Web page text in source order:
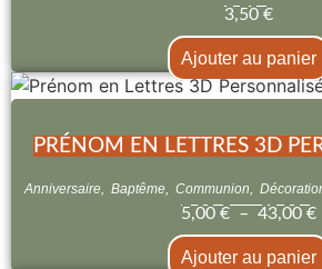
3,50 €
Ajouter au panier
PRÉNOM EN LETTRES 3D
Anniversaire, Baptême, Communion,
5,00 € – 43,00 €
Ajouter au panier